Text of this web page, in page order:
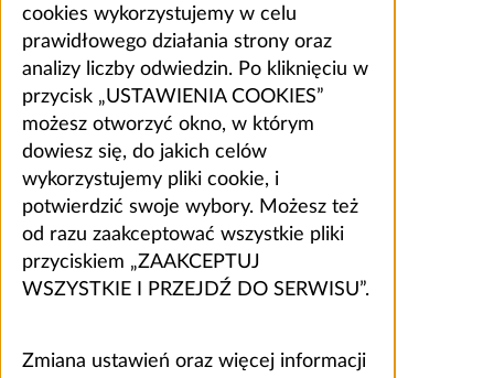
cookies wykorzystujemy w celu
prawidłowego działania strony oraz
analizy liczby odwiedzin. Po kliknięciu w
przycisk „USTAWIENIA COOKIES”
możesz otworzyć okno, w którym
dowiesz się, do jakich celów
wykorzystujemy pliki cookie, i
potwierdzić swoje wybory. Możesz też
od razu zaakceptować wszystkie pliki
przyciskiem „ZAAKCEPTUJ
WSZYSTKIE I PRZEJDŹ DO SERWISU”.
Zmiana ustawień oraz więcej informacji